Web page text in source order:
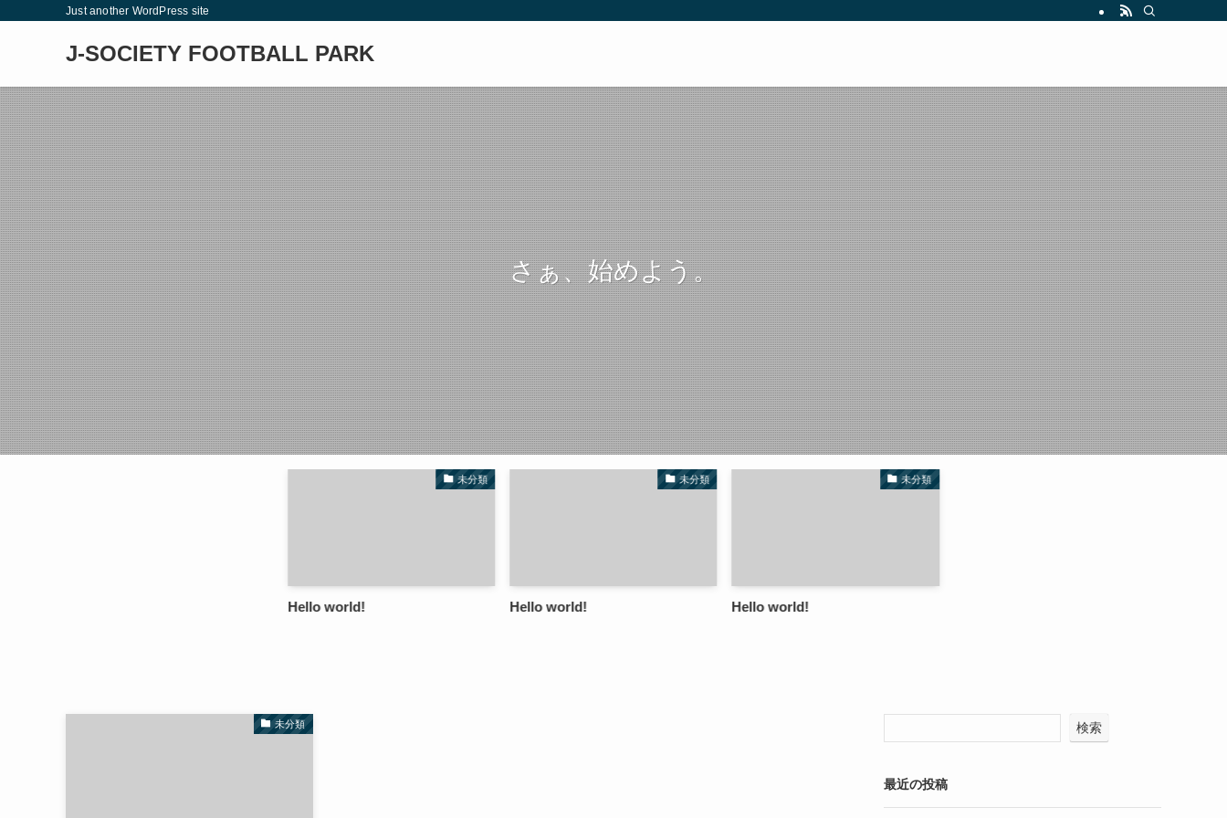
Just another WordPress site
J-SOCIETY FOOTBALL PARK
さぁ、始めよう。
未分類
Hello world!
未分類
Hello world!
未分類
Hello world!
未分類 検索
最近の投稿